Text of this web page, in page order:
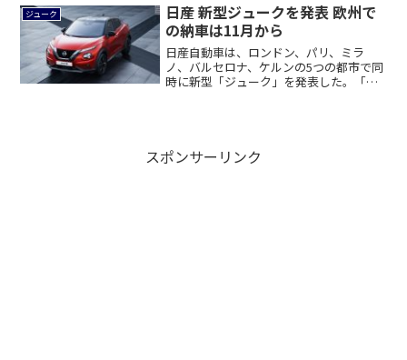
ジューク
日産 新型ジュークを発表 欧州で
の納車は11月から
日産自動車は、ロンドン、パリ、ミラ
ノ、バルセロナ、ケルンの5つの都市で同
時に新型「ジューク」を発表した。「ジ
スポンサーリンク